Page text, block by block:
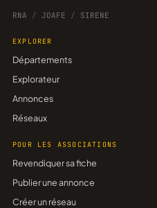
RNA / JOAFE / SIRENE
EXPLORER
Départements
Explorateur
Annonces
Réseaux
POUR LES ASSOCIATIONS
Revendiquer sa fiche
Publier une annonce
Créer un réseau